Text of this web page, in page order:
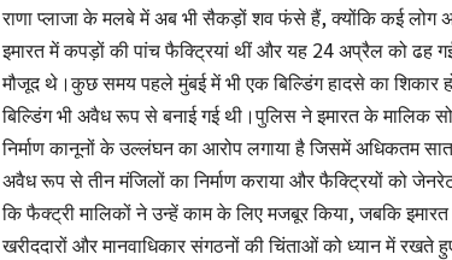
राणा प्लाजा के मलबे में अब भी सैकड़ों शव फंसे हैं, क्योंकि कई लोग
इमारत में कपड़ों की पांच फैक्ट्रियां थीं और यह 24 अप्रैल को ढह
मौजूद थे।कुछ समय पहले मुंबई में भी एक बिल्डिंग हादसे का शिकार
बिल्डिंग भी अवैध रूप से बनाई गई थी।पुलिस ने इमारत के मालिक
निर्माण कानूनों के उल्लंघन का आरोप लगाया है जिसमें अधिकतम
अवैध रूप से तीन मंजिलों का निर्माण कराया और फैक्ट्रियों को
कि फैक्ट्री मालिकों ने उन्हें काम के लिए मजबूर किया, जबकि
खरीददारों और मानवाधिकार संगठनों की चिंताओं को ध्यान में